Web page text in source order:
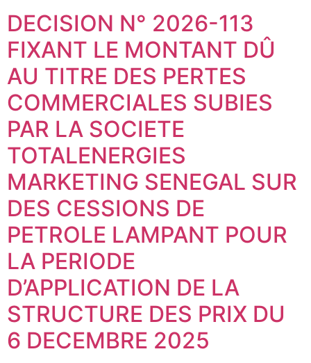
DECISION N° 2026-113
FIXANT LE MONTANT DÛ
AU TITRE DES PERTES
COMMERCIALES SUBIES
PAR LA SOCIETE
TOTALENERGIES
MARKETING SENEGAL SUR
DES CESSIONS DE
PETROLE LAMPANT POUR
LA PERIODE
D’APPLICATION DE LA
STRUCTURE DES PRIX DU
6 DECEMBRE 2025